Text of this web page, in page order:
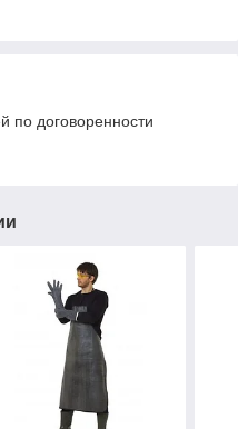
по договоренности